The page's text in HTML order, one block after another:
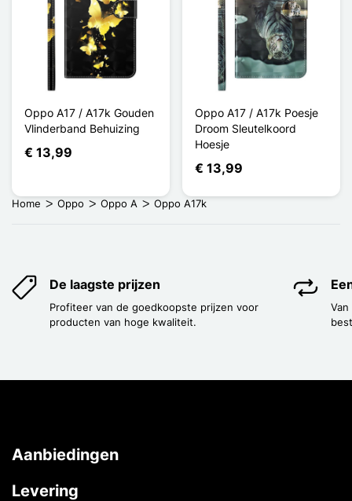
Oppo A17 / A17k Gouden
Vlinderband Behuizing
€ 13,99
Oppo A17 / A17k Poesje
Droom Sleutelkoord
Hoesje
€ 13,99
Home Oppo Oppo A Oppo A17k
De laagste prijzen
Profiteer van de goedkoopste prijzen voor
producten van hoge kwaliteit.
Aanbiedingen
Levering